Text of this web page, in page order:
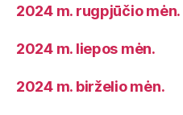
2024 m. rugpjūčio mėn.
2024 m. liepos mėn.
2024 m. birželio mėn.